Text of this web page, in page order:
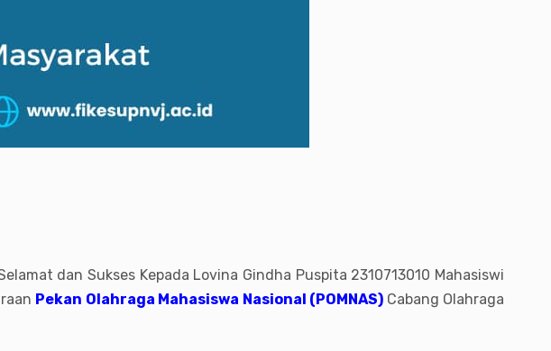
dan Sukses Kepada Lovina Gindha Puspita 2310713010 Mahasiswi
Pekan Olahraga Mahasiswa Nasional (POMNAS) Cabang Olahraga